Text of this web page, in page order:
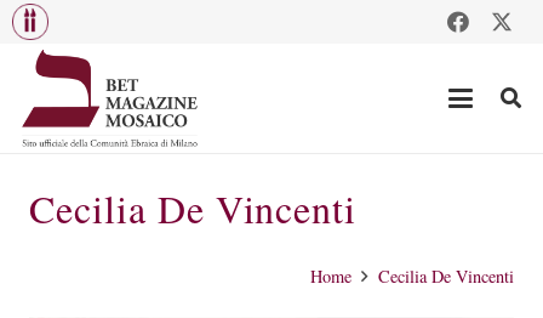
Cecilia De Vincenti
Home Cecilia De Vincenti